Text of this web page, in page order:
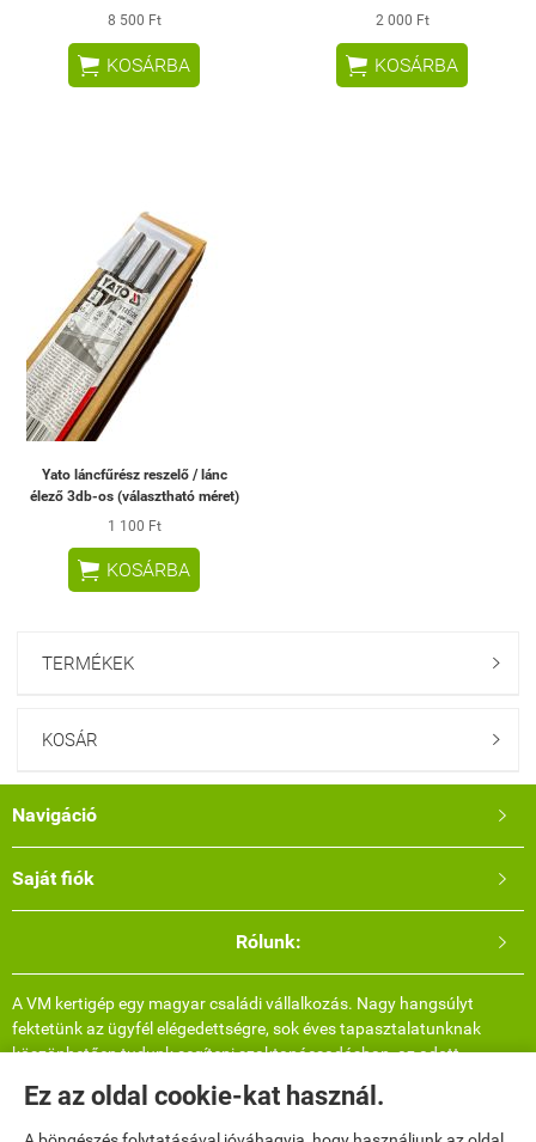
Ez az oldal cookie-kat használ.
8 500 Ft
 KOSÁRBA
2 000 Ft
 KOSÁRBA
Yato láncfűrész reszelő / lánc
élező 3db-os (választható méret)
1 100 Ft
 KOSÁRBA
TERMÉKEK 
KOSÁR 
Navigáció 
Saját fiók 
Rólunk: 
A VM kertigép egy magyar családi vállalkozás. Nagy hangsúlyt
fektetünk az ügyfél elégedettségre, sok éves tapasztalatunknak
köszönhetően tudunk segíteni szaktanácsadásban, az adott
képpel. Telefonos elérhetőségünkön hétvégén is lehet érdeklődni.
Valós, saját árukészlettel rendelkezünk így nincs meglepetés, azt